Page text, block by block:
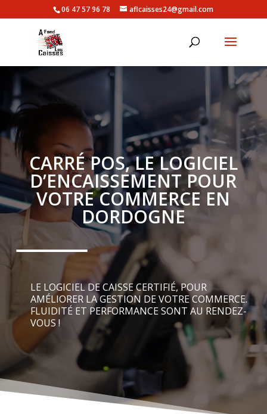
06 47 57 96 78 aflcaisses24@gmail.com
CARRÉ POS, LE LOGICIEL
D’ENCAISSEMENT POUR
VOTRE COMMERCE EN
DORDOGNE
LE LOGICIEL DE CAISSE CERTIFIÉ, POUR
AMÉLIORER LA GESTION DE VOTRE COMMERCE.
FLUIDITÉ ET PERFORMANCE SONT AU RENDEZ-
VOUS !